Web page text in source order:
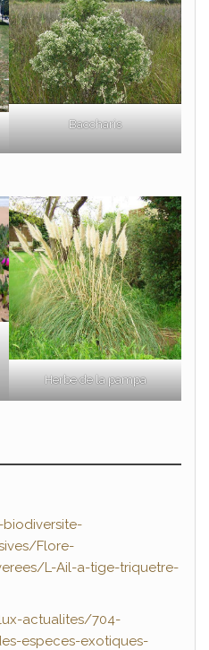
Baccharis
Herbe de la pampa
Flore-
L-Ail-a-tige-triquetre-
actualites/704-
especes-exotiques-